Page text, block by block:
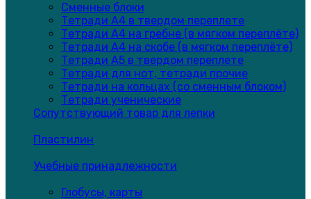
Сменные блоки
Тетради А4 в твердом переплете
Тетради А4 на гребне (в мягком переплёте)
Тетради А4 на скобе (в мягком переплёте)
Тетради А5 в твердом переплете
Тетради для нот, тетради прочие
Тетради на кольцах (со сменным блоком)
Тетради ученические
Сопутствующий товар для лепки
Пластилин
Учебные принадлежности
Глобусы, карты